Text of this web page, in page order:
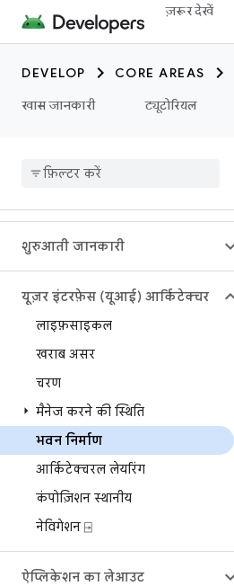
ज़रूर देखें
DEVELOP CORE AREAS
खास जानकारी
ट्यूटोरियल
शुरुआती जानकारी
यूज़र इंटरफ़ेस (यूआई) आर्किटेक्चर
लाइफ़साइकल
खराब असर
चरण
मैनेज करने की स्थिति
भवन निर्माण
आर्किटेक्चरल लेयरिंग
कंपोज़िशन स्थानीय
नेविगेशन ⍈
ऐप्लिकेशन का लेआउट